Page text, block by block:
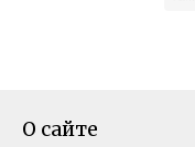
О сайте